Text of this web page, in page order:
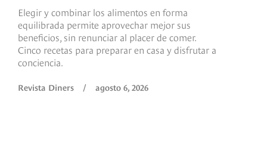
Elegir y combinar los alimentos en forma
equilibrada permite aprovechar mejor sus
beneficios, sin renunciar al placer de comer.
Cinco recetas para preparar en casa y disfrutar a
conciencia.
Revista Diners / agosto 6, 2026